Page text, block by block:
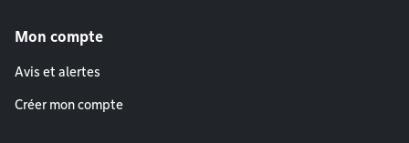
Mon compte
Avis et alertes
Créer mon compte